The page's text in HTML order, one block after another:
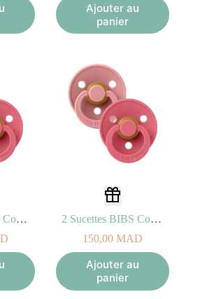
Ajouter au
panier
2 Sucettes BIBS Colour Symetric Dusty Pink / Coral (0-6mois)
2 Sucettes BIBS Colour Symetric Dusty Pink / Coral (6-18mois)
150,00 MAD
Ajouter au
panier